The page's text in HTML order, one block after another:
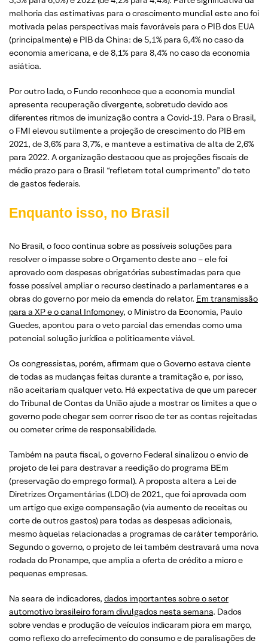
melhoria das estimativas para o crescimento mundial este ano foi
motivada pelas perspectivas mais favoráveis para o PIB dos EUA
(principalmente) e PIB da China: de 5,1% para 6,4% no caso da
economia americana, e de 8,1% para 8,4% no caso da economia
asiática.
Por outro lado, o Fundo reconhece que a economia mundial
apresenta recuperação divergente, sobretudo devido aos
diferentes ritmos de imunização contra a Covid-19. Para o Brasil,
o FMI elevou sutilmente a projeção de crescimento do PIB em
2021, de 3,6% para 3,7%, e manteve a estimativa de alta de 2,6%
para 2022. A organização destacou que as projeções fiscais de
médio prazo para o Brasil “refletem total cumprimento” do teto
de gastos federais.
Enquanto isso, no Brasil
No Brasil, o foco continua sobre as possíveis soluções para
resolver o impasse sobre o Orçamento deste ano – ele foi
aprovado com despesas obrigatórias subestimadas para que
fosse possível ampliar o recurso destinado a parlamentares e a
obras do governo por meio da emenda do relator. Em transmissão
para a XP e o canal Infomoney, o Ministro da Economia, Paulo
Guedes, apontou para o veto parcial das emendas como uma
potencial solução jurídica e politicamente viável.
Os congressistas, porém, afirmam que o Governo estava ciente
de todas as mudanças feitas durante a tramitação e, por isso,
não aceitariam qualquer veto. Há expectativa de que um parecer
do Tribunal de Contas da União ajude a mostrar os limites a que o
governo pode chegar sem correr risco de ter as contas rejeitadas
ou cometer crime de responsabilidade.
Também na pauta fiscal, o governo Federal sinalizou o envio de
projeto de lei para destravar a reedição do programa BEm
(preservação do emprego formal). A proposta altera a Lei de
Diretrizes Orçamentárias (LDO) de 2021, que foi aprovada com
um artigo que exige compensação (via aumento de receitas ou
corte de outros gastos) para todas as despesas adicionais,
mesmo àquelas relacionadas a programas de caráter temporário.
Segundo o governo, o projeto de lei também destravará uma nova
rodada do Pronampe, que amplia a oferta de crédito a micro e
pequenas empresas.
Na seara de indicadores, dados importantes sobre o setor
automotivo brasileiro foram divulgados nesta semana. Dados
sobre vendas e produção de veículos indicaram piora em março,
como reflexo do arrefecimento do consumo e de paralisações de